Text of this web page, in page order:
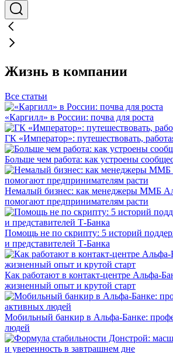
Жизнь в компании
Все статьи
«Каргилл» в России: почва для роста
ГК «Император»: путешествовать,
Больше чем работа: как устроены
Немалый бизнес: как менеджеры ММБ
помогают предпринимателям расти
Помощь не по скрипту: 5 историй
и представителей Т-Банка
Как работают в контакт-центре Альфа-
жизненный опыт и крутой старт
Мобильный банкир в Альфа-Банке:
людей